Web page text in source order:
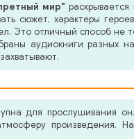
мир"
сюжет, характеры
Это отличный способ не
аудиокниги разных
для прослушивания
произведения.